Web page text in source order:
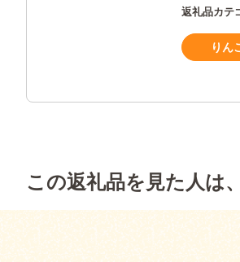
返礼品カテ
りん
この返礼品を見た人は